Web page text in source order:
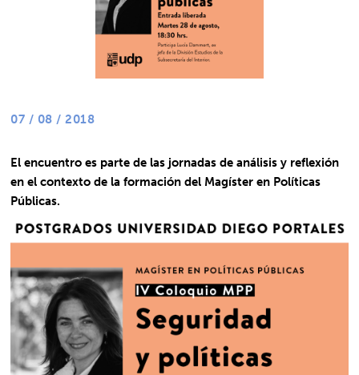
07 / 08 / 2018
El encuentro es parte de las jornadas de análisis y reflexión
en el contexto de la formación del Magíster en Políticas
Públicas.